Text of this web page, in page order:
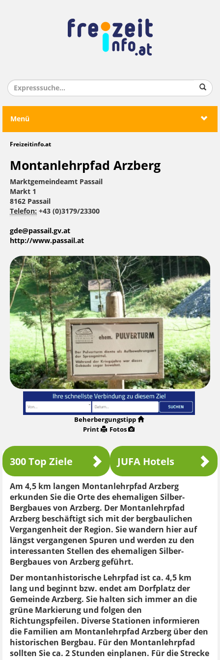
Menü
Freizeitinfo.at
Montanlehrpfad Arzberg
Marktgemeindeamt Passail
Markt 1
8162 Passail
Telefon: +43 (0)3179/23300
gde@passail.gv.at
http://www.passail.at
Beherbergungstipp
Print
Fotos
300 Top Ziele JUFA Hotels
Am 4,5 km langen Montanlehrpfad Arzberg
erkunden Sie die Orte des ehemaligen Silber-
Bergbaues von Arzberg. Der Montanlehrpfad
Arzberg beschäftigt sich mit der bergbaulichen
Vergangenheit der Region. Sie wandern hier auf
längst vergangenen Spuren und werden zu den
interessanten Stellen des ehemaligen Silber-
Bergbaues von Arzberg geführt.
Der montanhistorische Lehrpfad ist ca. 4,5 km
lang und beginnt bzw. endet am Dorfplatz der
Gemeinde Arzberg. Sie halten sich immer an die
grüne Markierung und folgen den
Richtungspfeilen. Diverse Stationen informieren
die Familien am Montanlehrpfad Arzberg über den
historischen Bergbau. Für den Montanlehrpfad
sollten Sie ca. 2 Stunden einplanen. Für die Strecke